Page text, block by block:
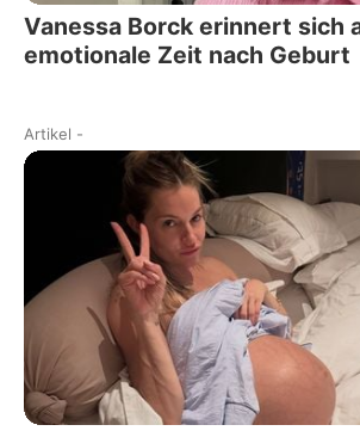
Vanessa Borck erinnert sich
emotionale Zeit nach Geburt
Artikel -